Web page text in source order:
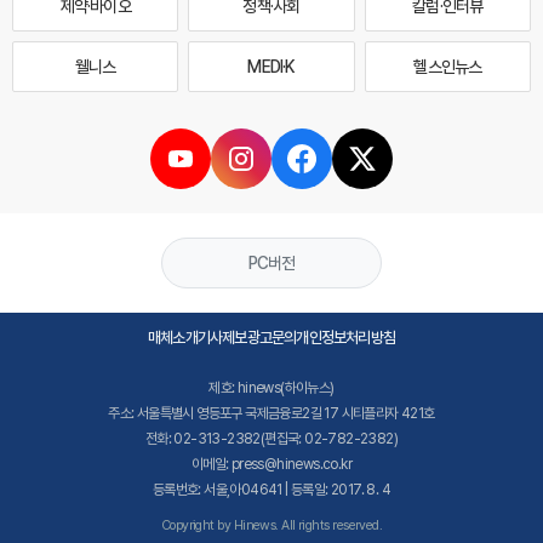
제약·바이오 정책·사회 칼럼·인터뷰
웰니스 MEDI·K 헬스인뉴스
PC버전
매체소개기사제보광고문의개인정보처리방침
제호: hinews(하이뉴스)
주소: 서울특별시 영등포구 국제금융로2길 17 시티플라자 421호
전화: 02-313-2382(편집국: 02-782-2382)
이메일: press@hinews.co.kr
등록번호: 서울,아04641 | 등록일: 2017. 8. 4
Copyright by Hinews. All rights reserved.